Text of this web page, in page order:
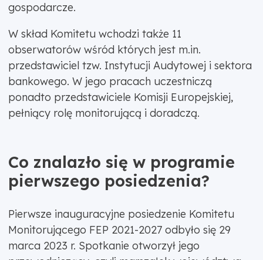
gospodarcze.
W skład Komitetu wchodzi także 11
obserwatorów wśród których jest m.in.
przedstawiciel tzw. Instytucji Audytowej i sektora
bankowego. W jego pracach uczestniczą
ponadto przedstawiciele Komisji Europejskiej,
pełniący rolę monitorującą i doradczą.
Co znalazło się w programie
pierwszego posiedzenia?
Pierwsze inauguracyjne posiedzenie Komitetu
Monitorującego FEP 2021-2027 odbyło się 29
marca 2023 r. Spotkanie otworzył jego